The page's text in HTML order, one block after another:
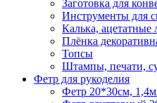
Заготовка для
Инструменты для
Калька, ацетатные
Плёнка
Топсы
Штампы, печати,
Фетр для рукоделия
Фетр 20*30см,